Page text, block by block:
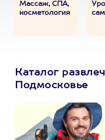
Массаж, СПА,
косметология
Каталог
Подмосковье